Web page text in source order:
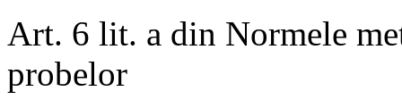
Art. 6 lit. a din Normele
probelor